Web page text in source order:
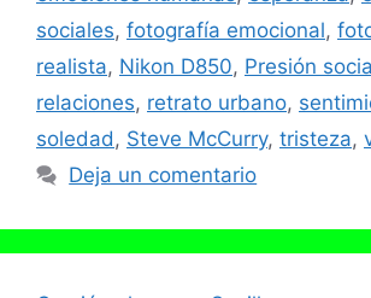
sociales, fotografía emocional,
realista, Nikon D850, Presión
relaciones, retrato urbano,
soledad, Steve McCurry, tristeza,
Deja un comentario